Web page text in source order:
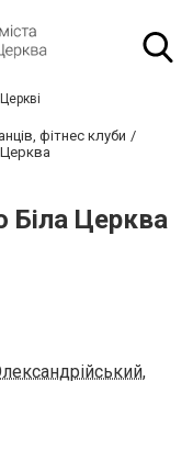
фітнес клуби
Церква
Біла Церква